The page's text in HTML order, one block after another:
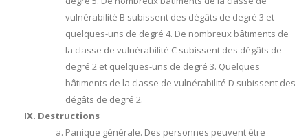
vulnérabilité B subissent des dégâts de degré 3 et
quelques-uns de degré 4. De nombreux bâtiments de
la classe de vulnérabilité C subissent des dégâts de
degré 2 et quelques-uns de degré 3. Quelques
bâtiments de la classe de vulnérabilité D subissent des
dégâts de degré 2.
Destructions
Panique générale. Des personnes peuvent être